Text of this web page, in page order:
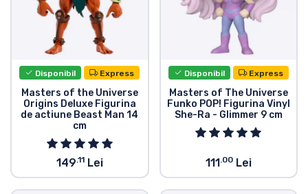
Disponibil Express
Masters of the Universe
Origins Deluxe Figurina
de actiune Beast Man 14
cm
149.11Lei
Disponibil Express
Masters of The Universe
Funko POP! Figurina Vinyl
She-Ra - Glimmer 9 cm
111.00Lei